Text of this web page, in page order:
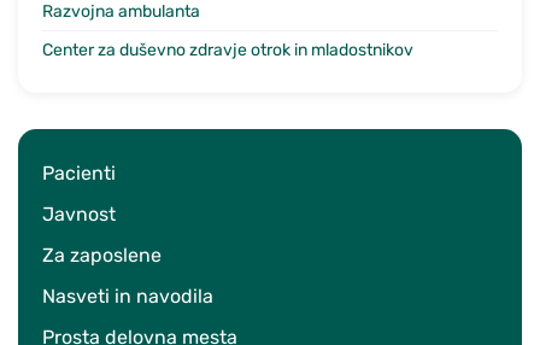
Razvojna ambulanta
Center za duševno zdravje otrok in mladostnikov
Pacienti
Javnost
Za zaposlene
Nasveti in navodila
Prosta delovna mesta